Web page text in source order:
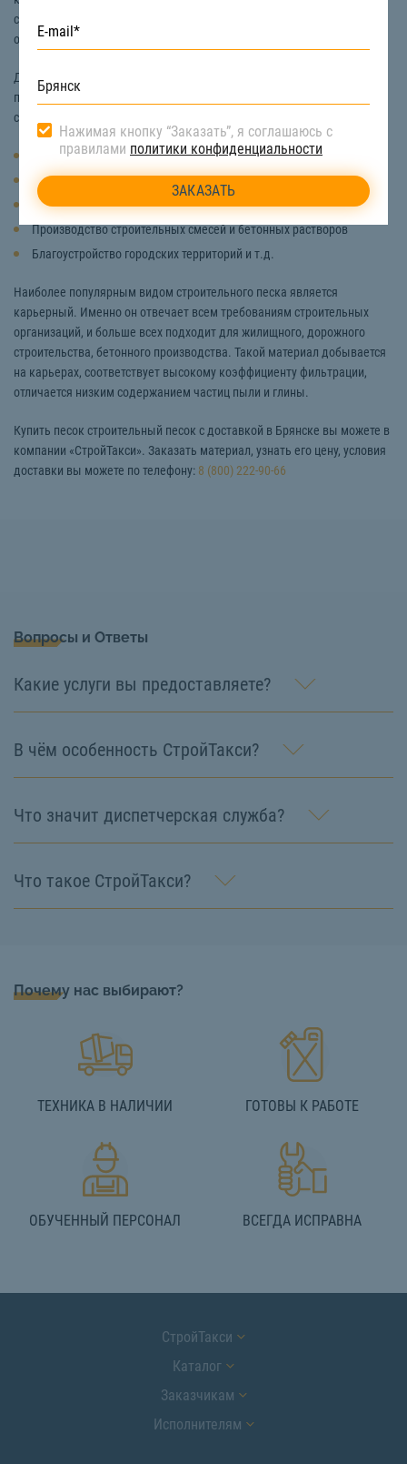
строительного песка – твердость частиц, благодаря чему он является
одной из ценной породой, применяемой во многих сферах.
Данный песок используется для строительных работ, а также его
применяют и в других промышленных отраслях. Например, купить
строительный песок необходимо, если планируется:
Производство тротуарной плитки и отделочных материалов
Изготовление железобетонных конструкций
Возведение автомобильных дорог, фундаментов, насыпей
Производство строительных смесей и бетонных растворов
Благоустройство городских территорий и т.д.
Наиболее популярным видом строительного песка является
карьерный. Именно он отвечает всем требованиям строительных
организаций, и больше всех подходит для жилищного, дорожного
строительства, бетонного производства. Такой материал добывается
на карьерах, соответствует высокому коэффициенту фильтрации,
отличается низким содержанием частиц пыли и глины.
Купить песок строительный песок с доставкой в Брянске вы можете в
компании «СтройТакси». Заказать материал, узнать его цену, условия
доставки вы можете по телефону: 8 (800) 222-90-66
Вопросы и Ответы
Какие услуги вы предоставляете?
В чём особенность СтройТакси?
Что значит диспетчерская служба?
Что такое СтройТакси?
Почему нас выбирают?
ТЕХНИКА В НАЛИЧИИ ГОТОВЫ К РАБОТЕ
ОБУЧЕННЫЙ ПЕРСОНАЛ ВСЕГДА ИСПРАВНА
СтройТакси
Каталог
Заказчикам
Исполнителям
Нажимая кнопку “Заказать”, я соглашаюсь с
правилами политики конфиденциальности